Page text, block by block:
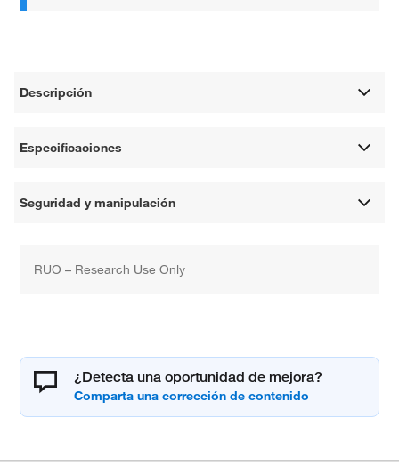
Descripción
Especificaciones
Seguridad y manipulación
RUO – Research Use Only
¿Detecta una oportunidad de mejora?